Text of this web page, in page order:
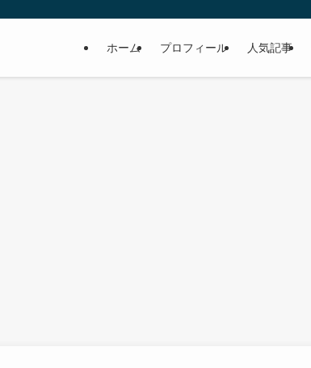
ホーム プロフィール 人気記事